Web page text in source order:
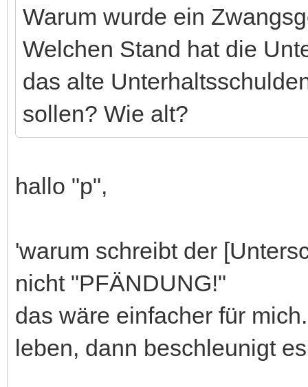
Warum wurde ein
Welchen Stand hat die
das alte
sollen? Wie alt?
hallo "p",
'warum schreibt der
nicht "PFÄNDUNG!"
das wäre einfacher für
leben, dann beschleunigt